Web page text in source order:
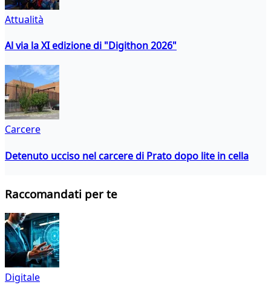
Attualità
Al via la XI edizione di "Digithon 2026"
Carcere
Detenuto ucciso nel carcere di Prato dopo lite in cella
Raccomandati per te
Digitale